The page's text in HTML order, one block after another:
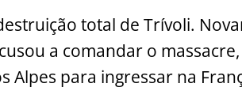
total de Trívoli.
a comandar o
Alpes para ingressar na